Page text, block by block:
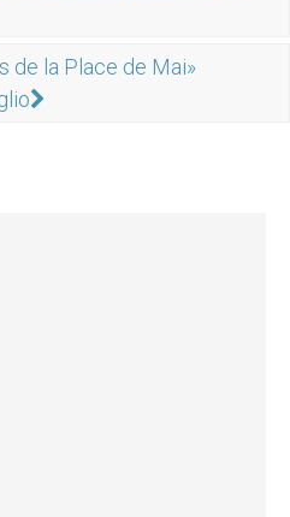
de la Place de Mai»